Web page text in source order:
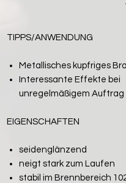
TIPPS/ANWENDUNG
Metallisches kupfriges
Interessante Effekte bei
unregelmäßigem Auftrag
EIGENSCHAFTEN
seidenglänzend
neigt stark zum Laufen
stabil im Brennbereich